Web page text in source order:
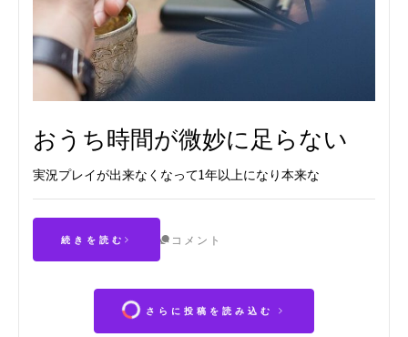
おうち時間が微妙に足らない
実況プレイが出来なくなって1年以上になり本来な
続きを読む コメント
さらに投稿を読み込む